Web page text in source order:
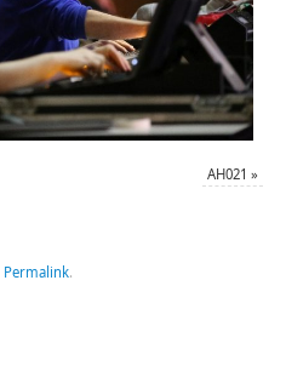
AH021 »
Permalink.